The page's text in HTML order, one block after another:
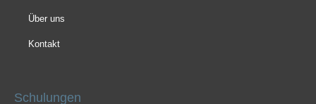
Über uns
Kontakt
Schulungen